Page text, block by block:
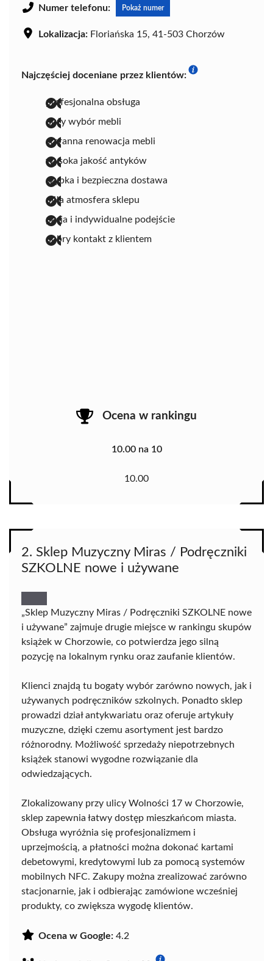
Numer telefonu: Pokaż numer
Lokalizacja: Floriańska 15, 41-503 Chorzów
Najczęściej doceniane przez klientów:
profesjonalna obsługa
duży wybór mebli
staranna renowacja mebli
wysoka jakość antyków
szybka i bezpieczna dostawa
miła atmosfera sklepu
pasja i indywidualne podejście
dobry kontakt z klientem
Ocena w rankingu
10.00 na 10
10.00
2. Sklep Muzyczny Miras / Podręczniki
SZKOLNE nowe i używane
„Sklep Muzyczny Miras / Podręczniki SZKOLNE nowe
i używane” zajmuje drugie miejsce w rankingu skupów
książek w Chorzowie, co potwierdza jego silną
pozycję na lokalnym rynku oraz zaufanie klientów.
Klienci znajdą tu bogaty wybór zarówno nowych, jak i
używanych podręczników szkolnych. Ponadto sklep
prowadzi dział antykwariatu oraz oferuje artykuły
muzyczne, dzięki czemu asortyment jest bardzo
różnorodny. Możliwość sprzedaży niepotrzebnych
książek stanowi wygodne rozwiązanie dla
odwiedzających.
Zlokalizowany przy ulicy Wolności 17 w Chorzowie,
sklep zapewnia łatwy dostęp mieszkańcom miasta.
Obsługa wyróżnia się profesjonalizmem i
uprzejmością, a płatności można dokonać kartami
debetowymi, kredytowymi lub za pomocą systemów
mobilnych NFC. Zakupy można zrealizować zarówno
stacjonarnie, jak i odbierając zamówione wcześniej
produkty, co zwiększa wygodę klientów.
Ocena w Google: 4.2